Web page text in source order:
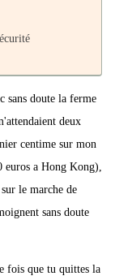
sans doute la ferme
deux
centime sur mon
euros a Hong Kong),
le marche de
sans doute
fois que tu quittes la